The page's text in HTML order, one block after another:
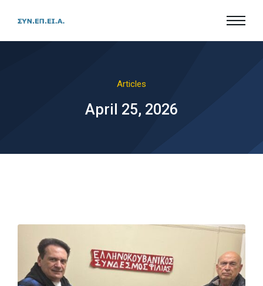
Articles
April 25, 2026